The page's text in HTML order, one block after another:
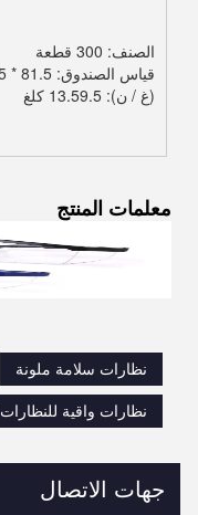
الصنف: 300 قطعة
قياس الصندوق: 81.5 * 31.5 * 35 سم
(غ / ن): 13.59.5 كلغ
معلمات المنتج
نظارات سلامة ملونة
نظارات واقية للنظارات PPE لحام بالليزر
جهات الاتصال